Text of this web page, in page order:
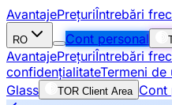
AvantajePrețuriÎntrebări
RO Cont personal
AvantajePrețuriÎntrebări
confidențialitateTermeni
Glass
TOR Client Area Cont